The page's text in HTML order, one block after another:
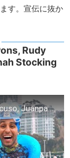
す。宣伝に抜か
Rudy
Stocking
Amigos (Ep. 3) | Lele Pons, Rudy Mancuso, Juanpa Zurita, Hannah Stocking & Anwar Jibawi